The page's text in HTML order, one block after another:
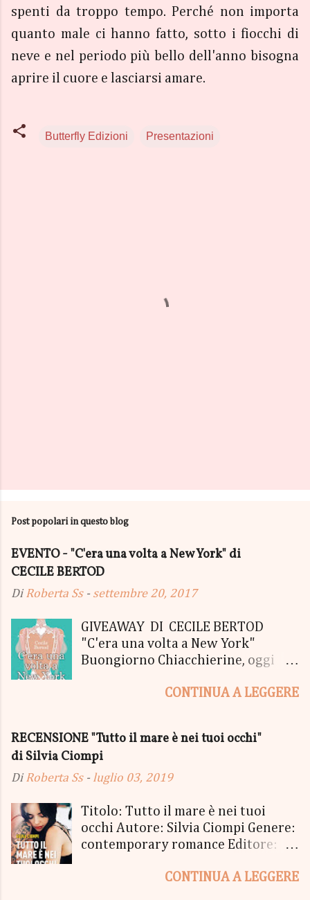
spenti da troppo tempo. Perché non importa
quanto male ci hanno fatto, sotto i fiocchi di
neve e nel periodo più bello dell'anno bisogna
aprire il cuore e lasciarsi amare.
Butterfly Edizioni Presentazioni
Post popolari in questo blog
EVENTO - "C'era una volta a New York" di
CECILE BERTOD
Di Roberta Ss - settembre 20, 2017
GIVEAWAY DI CECILE BERTOD
"C'era una volta a New York"
Buongiorno Chiacchierine, oggi
lanciamo il SUPER MEGA GIVEAWAY
05 Ottobre di "C'era una volta a
New York", edito Newton Compton.
Un Giveaway molto ricco per la
Premio, che si aggiudicherà tutto
in Un bel PACCO SORPRESA: - La
Copia Cartacea di "C'era una volta a
"tutto ma non il mio Tailleur" - una
CONTINUA A LEGGERE
RECENSIONE "Tutto il mare è nei tuoi occhi"
di Silvia Ciompi
Di Roberta Ss - luglio 03, 2019
Titolo: Tutto il mare è nei tuoi
occhi Autore: Silvia Ciompi Genere:
contemporary romance Editore:
Pubblicazione: 4 giugno Formato:
CONTINUA A LEGGERE